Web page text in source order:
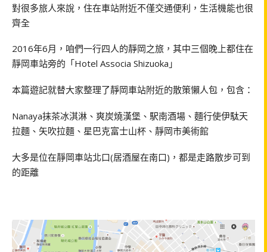
對很多旅人來說，住在車站附近不僅交通便利，生活機能也很
齊全
2016年6月，咱們一行四人的靜岡之旅，其中三個晚上都住在
靜岡車站旁的「Hotel Associa Shizuoka」
本篇遊記就替大家整理了靜岡車站附近的散策懶人包，包含：
Nanaya抹茶冰淇淋、爽炭燒漢堡、駅南酒場、麵行使伊駄天
拉麵、矢吹拉麵、星巴克富士山杯、靜岡市美術館
大多是位在靜岡車站北口(居酒屋在南口)，都是走路散步可到
的距離